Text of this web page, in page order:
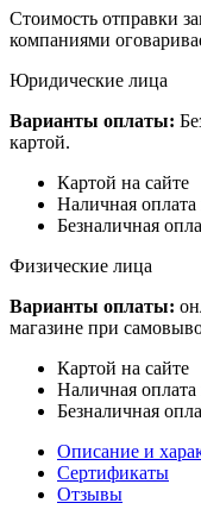
Стоимость отправки
компаниями
Юридические лица
Варианты оплаты:
картой.
Картой на сайте
Наличная
Безналичная
Физические лица
Варианты оплаты:
магазине при
Картой на сайте
Наличная
Безналичная
Описание и
Сертификаты
Отзывы